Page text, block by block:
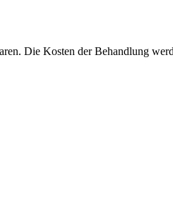
Die Kosten der Behandlung